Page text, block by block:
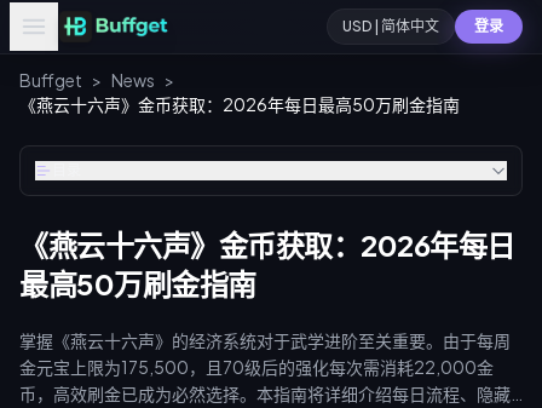
USD | 简体中文 登录
Buffget > News >
《燕云十六声》金币获取：2026年每日最高50万刷金指南
《燕云十六声》金币获取：2026年每日
最高50万刷金指南
掌握《燕云十六声》的经济系统对于武学进阶至关重要。由于每周
金元宝上限为175,500，且70级后的强化每次需消耗22,000金
币，高效刷金已成为必然选择。本指南将详细介绍每日流程、隐藏